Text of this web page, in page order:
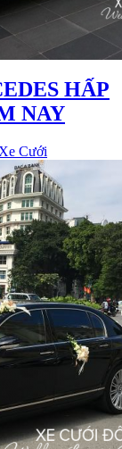
HẤP
NAY
Cưới